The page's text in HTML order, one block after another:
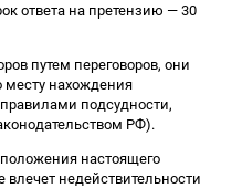
ответа на претензию — 30
путем переговоров, они
месту нахождения
подсудности,
РФ).
настоящего
недействительности